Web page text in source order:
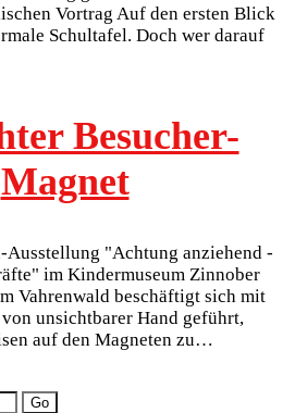
Vortrag Auf den ersten Blick
Schultafel. Doch wer darauf
Besucher-
Magnet
Ausstellung "Achtung anziehend -
im Kindermuseum Zinnober
Vahrenwald beschäftigt sich mit
unsichtbarer Hand geführt,
auf den Magneten zu…